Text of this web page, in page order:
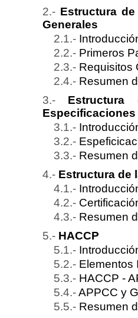
Estructura
Generales
Primeros
Requisitos
Resumen
Resumen
Estructura de
Resumen
HACCP
Elementos
HACCP -
APPCC y
Resumen